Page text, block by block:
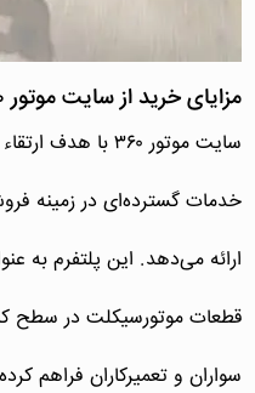
مزایای خرید از سایت موتور ۳۶۰
سایت موتور ۳۶۰
خدمات گسترده‌ای در زمینه
ارائه می‌دهد. این پلتفرم به
قطعات موتورسیکلت در سطح
سواران و تعمیرکاران فراهم